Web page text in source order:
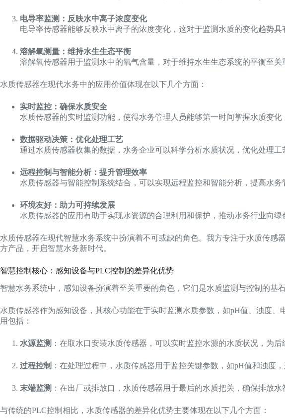
电导率监测：反映水中离子浓度变化
电导率传感器能够反映水中离子的浓度变化，这对于监测水质的变化趋势
溶解氧测量：维持水生生态平衡
溶解氧传感器用于监测水中的氧气含量，对于维持水生生态系统的平衡至
水质传感器在现代水务中的应用价值体现在以下几个方面：
实时监控：确保水质安全
水质传感器的实时监测功能，使得水务管理人员能够第一时间掌握水质变
数据驱动决策：优化处理工艺
通过水质传感器收集的数据，水务企业可以科学分析水质状况，优化处理工
远程控制与智能分析：提升管理效率
水质传感器与智能控制系统结合，可以实现远程监控和智能分析，提高水
环境友好：助力可持续发展
水质传感器的应用有助于实现水资源的合理利用和保护，推动水务行业向绿
水质传感器在现代智慧水务系统中扮演着不可或缺的角色。我方专注于水质传
方产品，开启智慧水务新时代。
智慧控制核心：感知设备与PLC控制的差异化优势
智慧水务系统中，感知设备扮演着至关重要的角色，它们是水质监测与控制的基
水质传感器作为感知设备，其核心功能在于实时监测水质参数，如pH值、浊度
用包括：
水源监测 ：在取水口安装水质传感器，可以实时监控水源的水质状况，为
过程控制 ：在处理过程中，水质传感器用于监控关键参数，如pH值和浊度
末端监测 ：在出厂或排放口，水质传感器用于最后的水质把关，确保排放水
与传统的PLC控制相比，水质传感器的差异化优势主要体现在以下几个方面：